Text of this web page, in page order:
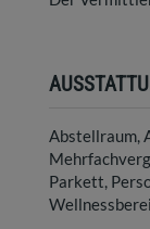
Abstellraum
Parkett